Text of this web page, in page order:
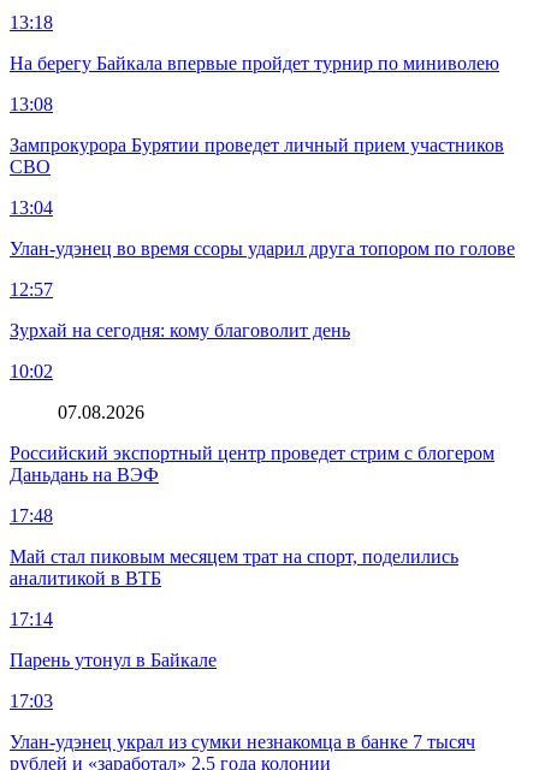
13:18
На берегу Байкала впервые пройдет турнир по миниволею
13:08
Зампрокурора Бурятии проведет личный прием участников
СВО
13:04
Улан-удэнец во время ссоры ударил друга топором по голове
12:57
Зурхай на сегодня: кому благоволит день
10:02
07.08.2026
Российский экспортный центр проведет стрим с блогером
Даньдань на ВЭФ
17:48
Май стал пиковым месяцем трат на спорт, поделились
аналитикой в ВТБ
17:14
Парень утонул в Байкале
17:03
Улан-удэнец украл из сумки незнакомца в банке 7 тысяч
рублей и «заработал» 2,5 года колонии